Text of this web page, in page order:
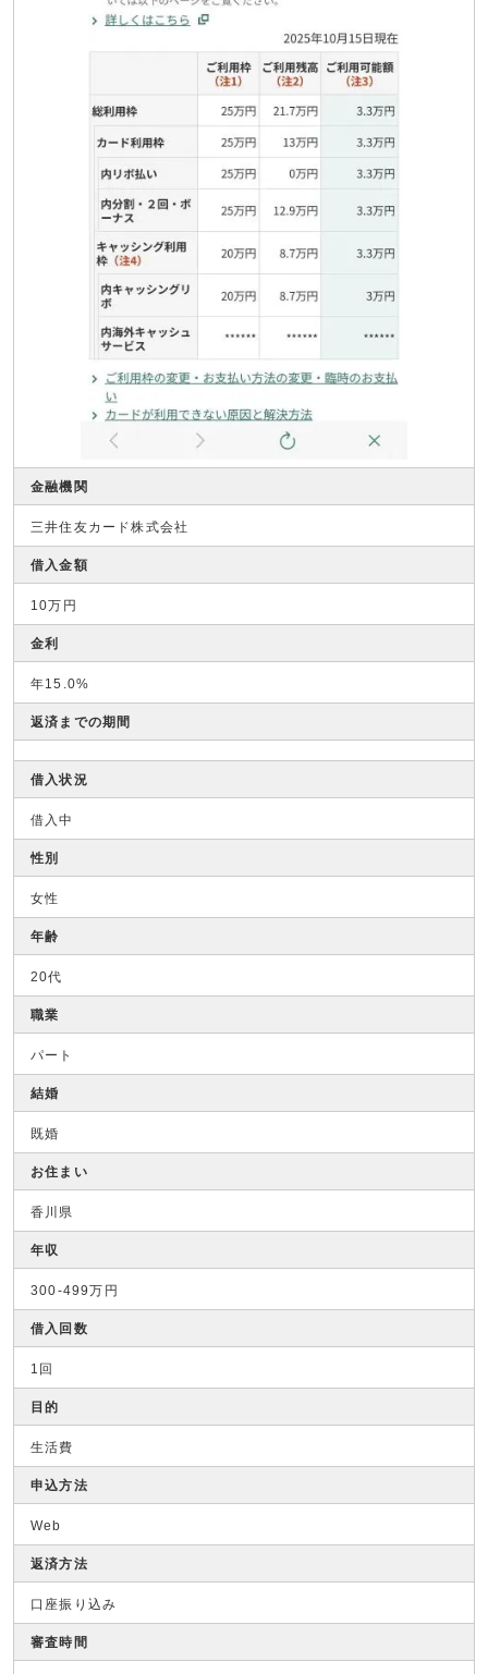
金融機関
三井住友カード株式会社
借入金額
10万円
金利
年15.0%
返済までの期間
借入状況
借入中
性別
女性
年齢
20代
職業
パート
結婚
既婚
お住まい
香川県
年収
300-499万円
借入回数
1回
目的
生活費
申込方法
Web
返済方法
口座振り込み
審査時間